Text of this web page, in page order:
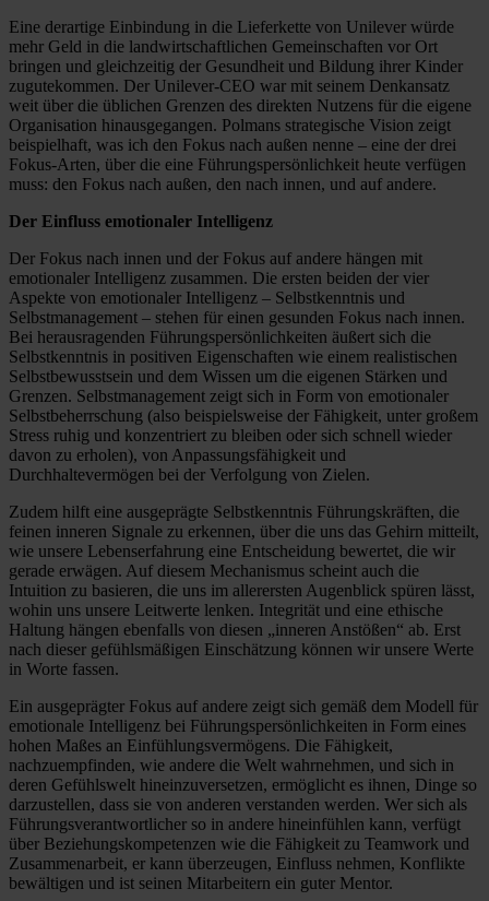
Eine derartige Einbindung in die Lieferkette von Unilever würde
mehr Geld in die landwirtschaftlichen Gemeinschaften vor Ort
bringen und gleichzeitig der Gesundheit und Bildung ihrer Kinder
zugutekommen. Der Unilever-CEO war mit seinem Denkansatz
weit über die üblichen Grenzen des direkten Nutzens für die eigene
Organisation hinausgegangen. Polmans strategische Vision zeigt
beispielhaft, was ich den Fokus nach außen nenne – eine der drei
Fokus-Arten, über die eine Führungspersönlichkeit heute verfügen
muss: den Fokus nach außen, den nach innen, und auf andere.
Der Einfluss emotionaler Intelligenz
Der Fokus nach innen und der Fokus auf andere hängen mit
emotionaler Intelligenz zusammen. Die ersten beiden der vier
Aspekte von emotionaler Intelligenz – Selbstkenntnis und
Selbstmanagement – stehen für einen gesunden Fokus nach innen.
Bei herausragenden Führungspersönlichkeiten äußert sich die
Selbstkenntnis in positiven Eigenschaften wie einem realistischen
Selbstbewusstsein und dem Wissen um die eigenen Stärken und
Grenzen. Selbstmanagement zeigt sich in Form von emotionaler
Selbstbeherrschung (also beispielsweise der Fähigkeit, unter großem
Stress ruhig und konzentriert zu bleiben oder sich schnell wieder
davon zu erholen), von Anpassungsfähigkeit und
Durchhaltevermögen bei der Verfolgung von Zielen.
Zudem hilft eine ausgeprägte Selbstkenntnis Führungskräften, die
feinen inneren Signale zu erkennen, über die uns das Gehirn mitteilt,
wie unsere Lebenserfahrung eine Entscheidung bewertet, die wir
gerade erwägen. Auf diesem Mechanismus scheint auch die
Intuition zu basieren, die uns im allerersten Augenblick spüren lässt,
wohin uns unsere Leitwerte lenken. Integrität und eine ethische
Haltung hängen ebenfalls von diesen „inneren Anstößen“ ab. Erst
nach dieser gefühlsmäßigen Einschätzung können wir unsere Werte
in Worte fassen.
Ein ausgeprägter Fokus auf andere zeigt sich gemäß dem Modell für
emotionale Intelligenz bei Führungspersönlichkeiten in Form eines
hohen Maßes an Einfühlungsvermögens. Die Fähigkeit,
nachzuempfinden, wie andere die Welt wahrnehmen, und sich in
deren Gefühlswelt hineinzuversetzen, ermöglicht es ihnen, Dinge so
darzustellen, dass sie von anderen verstanden werden. Wer sich als
Führungsverantwortlicher so in andere hineinfühlen kann, verfügt
über Beziehungskompetenzen wie die Fähigkeit zu Teamwork und
Zusammenarbeit, er kann überzeugen, Einfluss nehmen, Konflikte
bewältigen und ist seinen Mitarbeitern ein guter Mentor.